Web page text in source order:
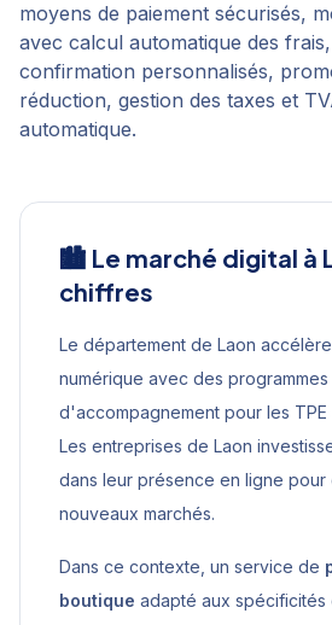
moyens de paiement sécurisés,
avec calcul automatique des
confirmation personnalisés,
réduction, gestion des taxes et
automatique.
🏙️ Le marché digital à
chiffres
Le département de Laon
numérique avec des programmes
d'accompagnement pour les TPE
Les entreprises de Laon
dans leur présence en ligne pour
nouveaux marchés.
Dans ce contexte, un service de
boutique adapté aux spécificités